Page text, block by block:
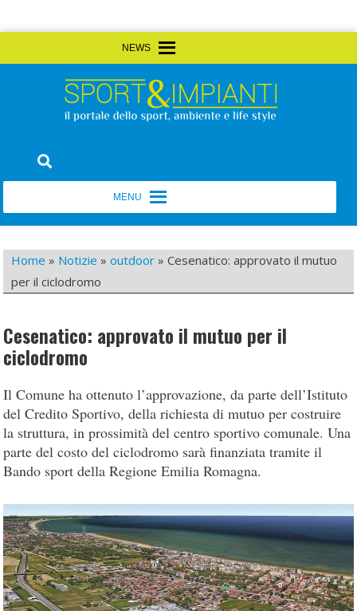
to
Sport&Impianti
Home » Notizie »outdoor »Cesenatico: approvato il mutuo
per il ciclodromo
Cesenatico: approvato il mutuo per il
ciclodromo
Il Comune ha ottenuto l’approvazione, da parte dell’Istituto
del Credito Sportivo, della richiesta di mutuo per costruire
la struttura, in prossimità del centro sportivo comunale. Una
parte del costo del ciclodromo sarà finanziata tramite il
Bando sport della Regione Emilia Romagna.